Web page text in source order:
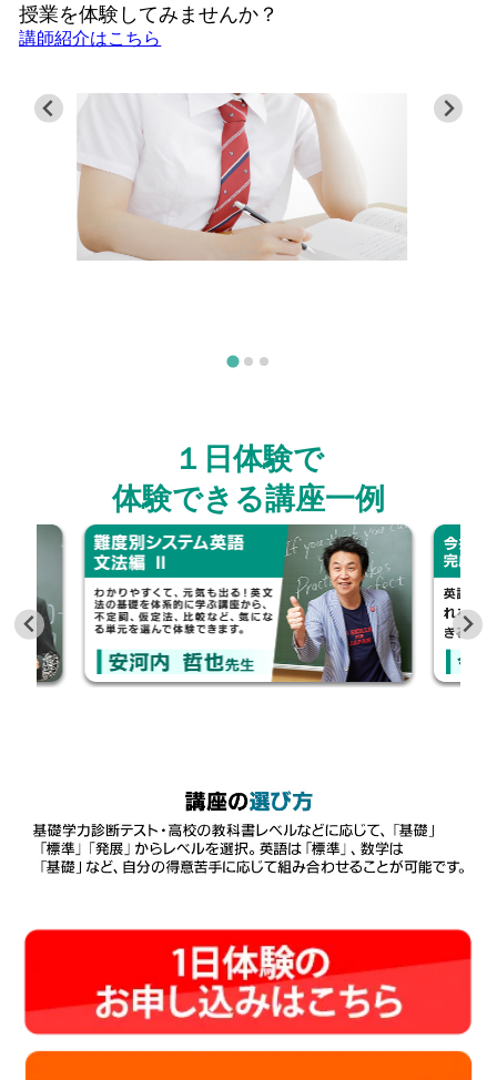
授業を体験してみませんか？
講師紹介はこちら
１日体験で
体験できる講座一例